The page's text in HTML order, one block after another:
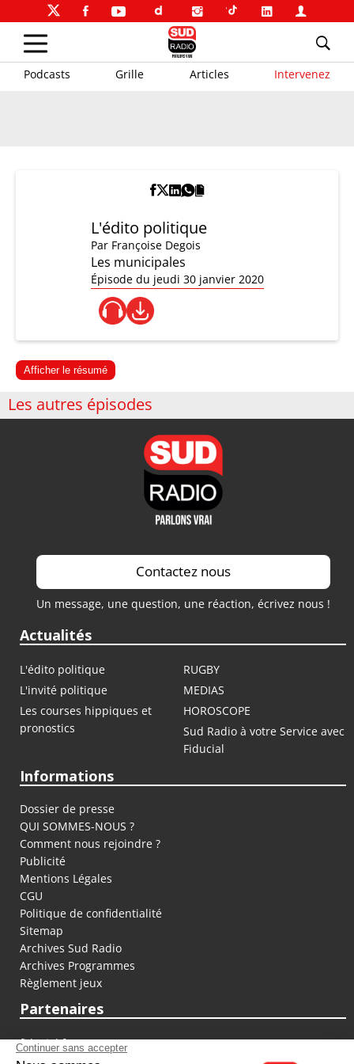
Podcasts Grille Articles Intervenez
L'édito politique
Par Françoise Degois
Les municipales
Épisode du jeudi 30 janvier 2020
Afficher le résumé
Les autres épisodes
Contactez nous
Un message, une question, une réaction, écrivez nous !
Actualités
L'édito politique
RUGBY
L'invité politique
MEDIAS
Les courses hippiques et
pronostics
HOROSCOPE
Sud Radio à votre Service avec
Fiducial
Informations
Dossier de presse
QUI SOMMES-NOUS ?
Comment nous rejoindre ?
Publicité
Mentions Légales
CGU
Politique de confidentialité
Sitemap
Archives Sud Radio
Archives Programmes
Règlement jeux
Partenaires
fiducial.fr